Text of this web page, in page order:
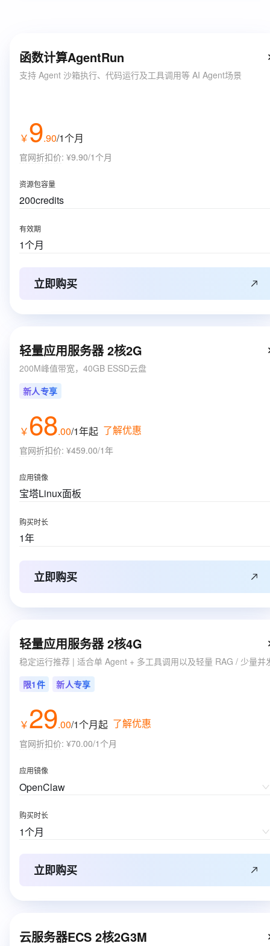
函数计算AgentRun
支持 Agent 沙箱执行、代码运行及工具调用等 AI Agent场景
￥9.90/1个月
官网折扣价: ¥9.90/1个月
资源包容量
200credits
有效期
1个月
立即购买
轻量应用服务器 2核2G
200M峰值带宽，40GB ESSD云盘
新人专享
￥68.00/1年起 了解优惠
官网折扣价: ¥459.00/1年
应用镜像
宝塔Linux面板
购买时长
1年
立即购买
轻量应用服务器 2核4G
稳定运行推荐 | 适合单 Agent + 多工具调用以及轻量 RAG / 少量并
限1件
新人专享
￥29.00/1个月起 了解优惠
官网折扣价: ¥70.00/1个月
应用镜像
OpenClaw
购买时长
1个月
立即购买
云服务器ECS 2核2G3M